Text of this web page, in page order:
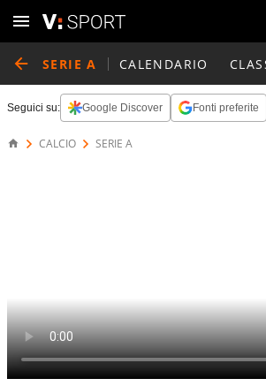
SERIE A CALENDARIO
Seguici su: Google Discover Fonti preferite
CALCIO SERIE A